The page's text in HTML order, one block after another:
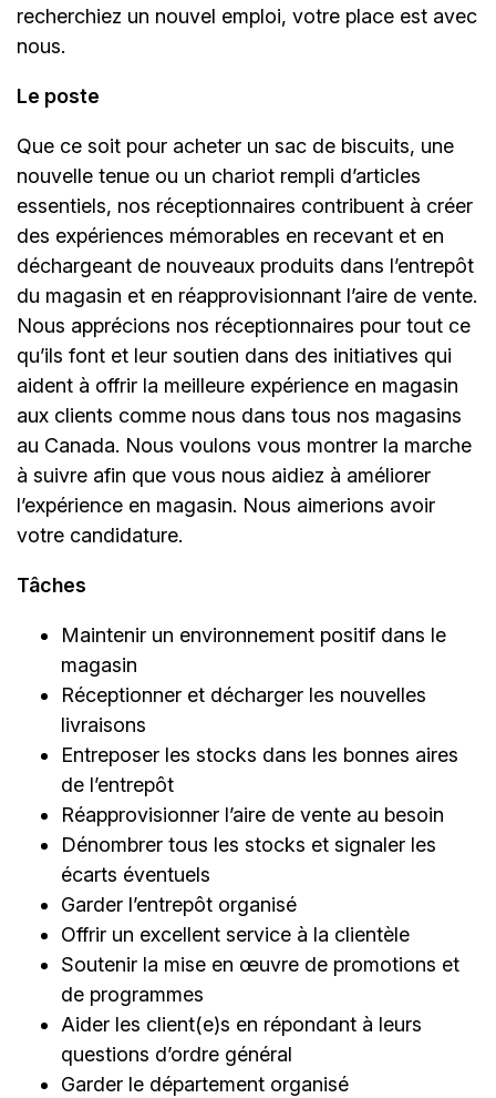
recherchiez un nouvel emploi, votre place est avec
nous.
Le poste
Que ce soit pour acheter un sac de biscuits, une
nouvelle tenue ou un chariot rempli d’articles
essentiels, nos réceptionnaires contribuent à créer
des expériences mémorables en recevant et en
déchargeant de nouveaux produits dans l’entrepôt
du magasin et en réapprovisionnant l’aire de vente.
Nous apprécions nos réceptionnaires pour tout ce
qu’ils font et leur soutien dans des initiatives qui
aident à offrir la meilleure expérience en magasin
aux clients comme nous dans tous nos magasins
au Canada. Nous voulons vous montrer la marche
à suivre afin que vous nous aidiez à améliorer
l’expérience en magasin. Nous aimerions avoir
votre candidature.
Tâches
Maintenir un environnement positif dans le
magasin
Réceptionner et décharger les nouvelles
livraisons
Entreposer les stocks dans les bonnes aires
de l’entrepôt
Réapprovisionner l’aire de vente au besoin
Dénombrer tous les stocks et signaler les
écarts éventuels
Garder l’entrepôt organisé
Offrir un excellent service à la clientèle
Soutenir la mise en œuvre de promotions et
de programmes
Aider les client(e)s en répondant à leurs
questions d’ordre général
Garder le département organisé